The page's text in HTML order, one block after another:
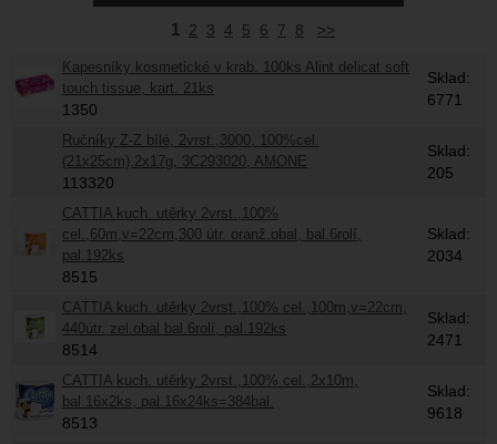
1 2 3 4 5 6 7 8 >>
Kapesníky kosmetické v krab. 100ks Alint delicat soft
touch tissue, kart. 21ks
1350
Sklad:
6771
Ručníky Z-Z bílé, 2vrst.,3000, 100%cel.
(21x25cm),2x17g, 3C293020, AMONE
113320
Sklad:
205
CATTIA kuch. utěrky 2vrst.,100%
cel.,60m,v=22cm,300 útr. oranž.obal, bal.6rolí,
pal.192ks
8515
Sklad:
2034
CATTIA kuch. utěrky 2vrst.,100% cel.,100m,v=22cm,
440útr. zel.obal bal.6rolí, pal.192ks
8514
Sklad:
2471
CATTIA kuch. utěrky 2vrst.,100% cel.,2x10m,
bal.16x2ks, pal.16x24ks=384bal.
8513
Sklad:
9618